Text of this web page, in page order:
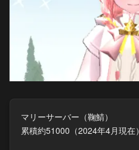
マリーサーバー（鞠鯖）
累積約51000（2024年4月現在）